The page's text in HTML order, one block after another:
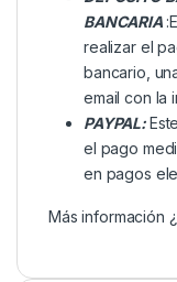
BANCARIA
realizar el
bancario,
email con la
PAYPAL:
el pago
en pagos
Más información